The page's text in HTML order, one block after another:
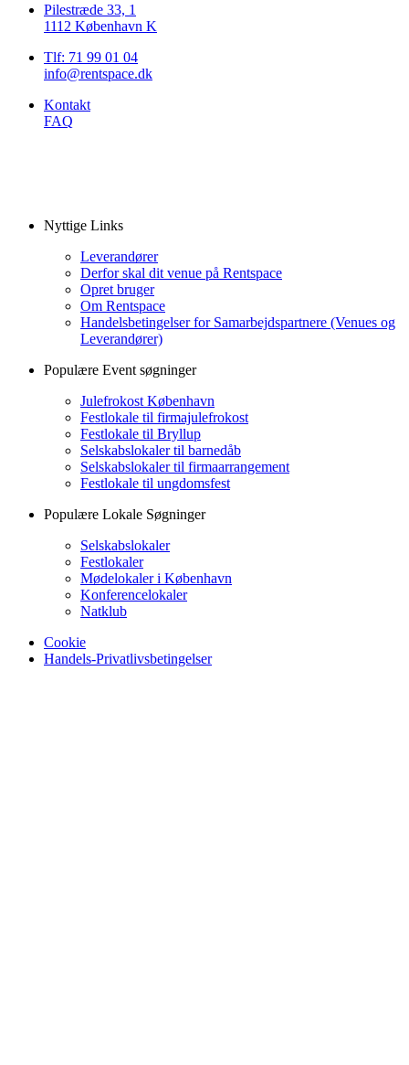
Pilestræde 33, 1
1112 København K
Tlf: 71 99 01 04
info@rentspace.dk
Kontakt
FAQ
Nyttige Links
Leverandører
Derfor skal dit venue på Rentspace
Opret bruger
Om Rentspace
Handelsbetingelser for Samarbejdspartnere (Venues og
Leverandører)
Populære Event søgninger
Julefrokost København
Festlokale til firmajulefrokost
Festlokale til Bryllup
Selskabslokaler til barnedåb
Selskabslokaler til firmaarrangement
Festlokale til ungdomsfest
Populære Lokale Søgninger
Selskabslokaler
Festlokaler
Mødelokaler i København
Konferencelokaler
Natklub
Cookie
Handels-Privatlivsbetingelser